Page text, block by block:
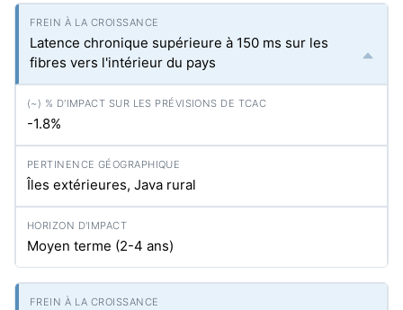
Latence chronique supérieure à 150 ms sur les
fibres vers l'intérieur du pays
-1.8%
Îles extérieures, Java rural
Moyen terme (2-4 ans)